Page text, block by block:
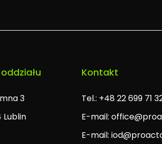
3
Kontakt
Tel.: +48 22 699 71
E-mail:
E-mail: